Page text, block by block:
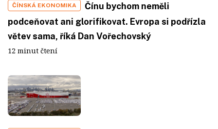
ČÍNSKÁ EKONOMIKA
Čínu bychom neměli
podceňovat ani glorifikovat. Evropa si podřízla
větev sama, říká Dan Vořechovský
12 minut čtení